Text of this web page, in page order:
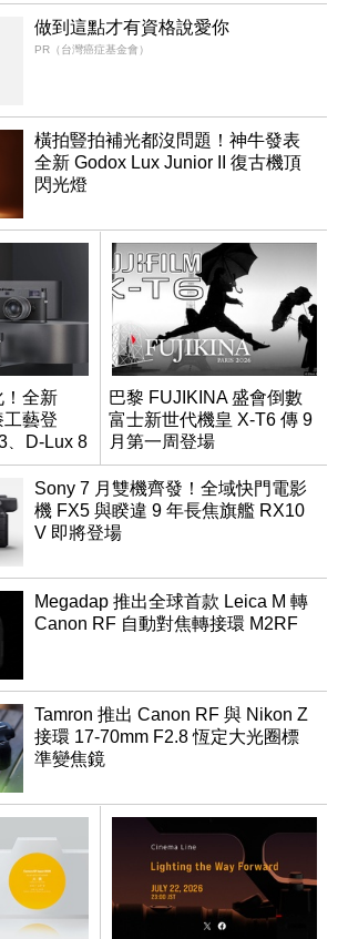
做到這點才有資格說愛你
PR（台灣癌症基金會）
橫拍豎拍補光都沒問題！神牛發表
全新 Godox Lux Junior II 復古機頂
閃光燈
！全新
工藝登
、D-Lux 8
巴黎 FUJIKINA 盛會倒數
富士新世代機皇 X-T6 傳 9
月第一周登場
Sony 7 月雙機齊發！全域快門電影
機 FX5 與睽違 9 年長焦旗艦 RX10
V 即將登場
Megadap 推出全球首款 Leica M 轉
Canon RF 自動對焦轉接環 M2RF
Tamron 推出 Canon RF 與 Nikon Z
接環 17-70mm F2.8 恆定大光圈標
準變焦鏡